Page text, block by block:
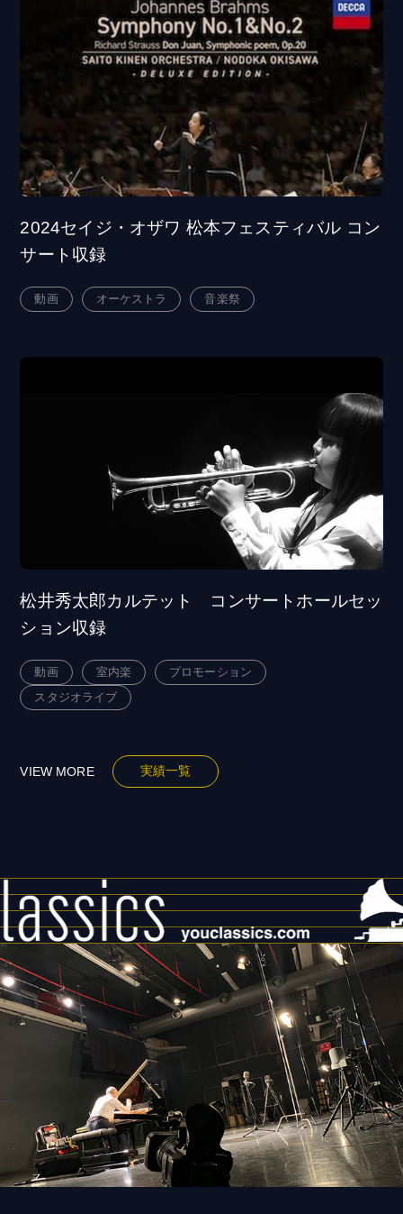
2024セイジ・オザワ 松本フェスティバル コン
サート収録
動画 オーケストラ 音楽祭
松井秀太郎カルテット コンサートホールセッ
ション収録
動画 室内楽
プロモーション
スタジオライブ
VIEW MORE 実績一覧